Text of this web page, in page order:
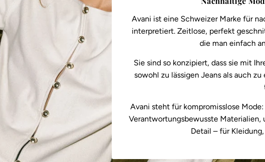
Avani ist eine Schweizer Marke für
interpretiert. Zeitlose, perfekt
die man einfach
Sie sind so konzipiert, dass sie mit
sowohl zu lässigen Jeans als auch
Avani steht für kompromisslose
Verantwortungsbewusste
Detail – für